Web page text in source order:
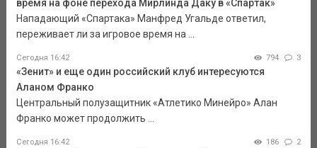
время на фоне перехода Мирлинда Даку в «Спартак»
Нападающий «Спартака» Манфред Угальде ответил,
переживает ли за игровое время на ...
Сегодня 16:42 794 3
«Зенит» и еще один российский клуб интересуются
Аланом Франко
Центральный полузащитник «Атлетико Минейро» Алан
Франко может продолжить ...
Сегодня 16:42 186 2